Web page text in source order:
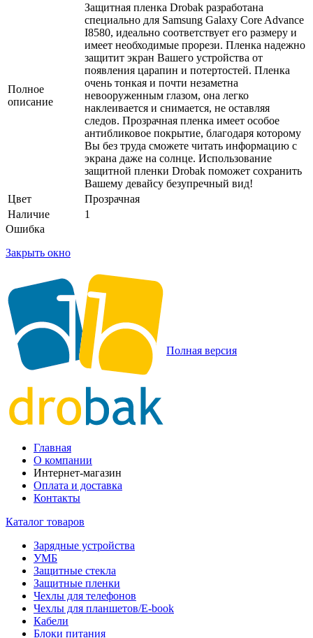
Полное
описание
Защитная пленка Drobak разработана
специально для Samsung Galaxy Core Advance
I8580, идеально соответствует его размеру и
имеет необходимые прорези. Пленка надежно
защитит экран Вашего устройства от
появления царапин и потертостей. Пленка
очень тонкая и почти незаметна
невооруженным глазом, она легко
наклеивается и снимается, не оставляя
следов. Прозрачная пленка имеет особое
антибликовое покрытие, благодаря которому
Вы без труда сможете читать информацию с
экрана даже на солнце. Использование
защитной пленки Drobak поможет сохранить
Вашему девайсу безупречный вид!
Цвет
Прозрачная
Наличие
1
Ошибка
Закрыть окно
Полная версия
Главная
О компании
Интернет-магазин
Оплата и доставка
Контакты
Каталог товаров
Зарядные устройства
УМБ
Защитные стекла
Защитные пленки
Чехлы для телефонов
Чехлы для планшетов/E-book
Кабели
Блоки питания